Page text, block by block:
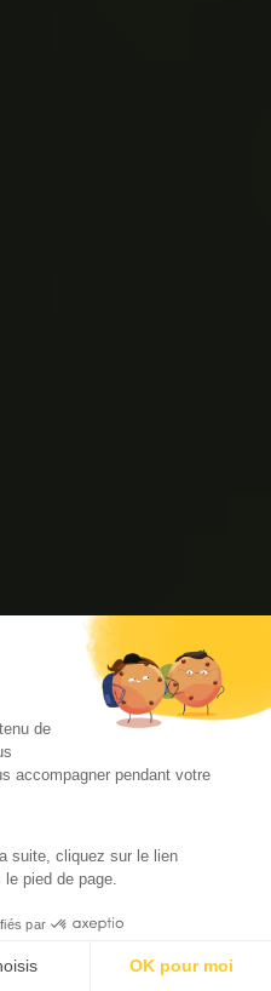
de
accompagner pendant votre
suite, cliquez sur le lien
pied de page.
par
OK pour moi